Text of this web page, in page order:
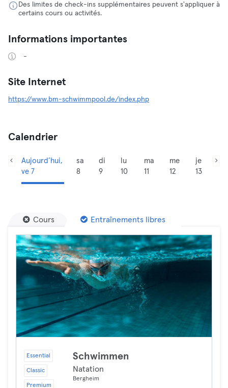
Des limites de check-ins supplémentaires peuvent s'appliquer à
certains cours ou activités.
Informations importantes
-
Site Internet
https://www.bm-schwimmpool.de/index.php
Calendrier
Aujourd’hui,
ve 7
sa
8
di
9
lu
10
ma
11
me
12
je
13
Cours Entraînements libres
Essential
Classic
Premium
Schwimmen
Natation
Bergheim